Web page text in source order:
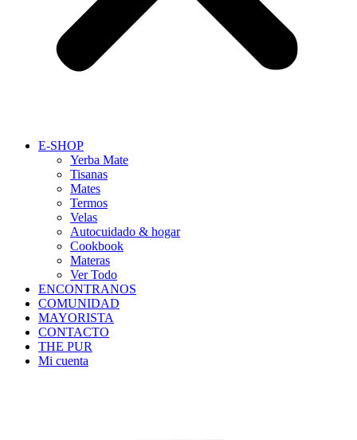
E-SHOP
Yerba Mate
Tisanas
Mates
Termos
Velas
Autocuidado & hogar
Cookbook
Materas
Ver Todo
ENCONTRANOS
COMUNIDAD
MAYORISTA
CONTACTO
THE PUR
Mi cuenta